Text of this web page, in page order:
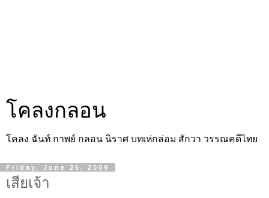
โคลงกลอน
โคลง ฉันท์ กาพย์ กลอน นิราศ บทเห่กล่อม สักวา วรรณคดีไทย
Friday, June 26, 2009
เสียเจ้า